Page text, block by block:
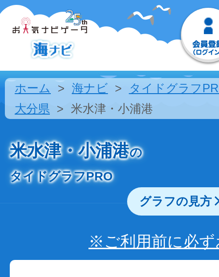
ホーム 海ナビ
タイドグラフ
大分県
米水津・小浦港
米水津・小浦港の
タイドグラフPRO
グラフの見方
※ご利用前に必